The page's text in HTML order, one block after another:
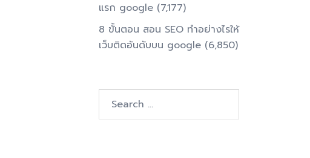
แรก google (7,177)
8 ขั้นตอน สอน SEO ทําอย่างไรให้
เว็บติดอันดับบน google (6,850)
for: